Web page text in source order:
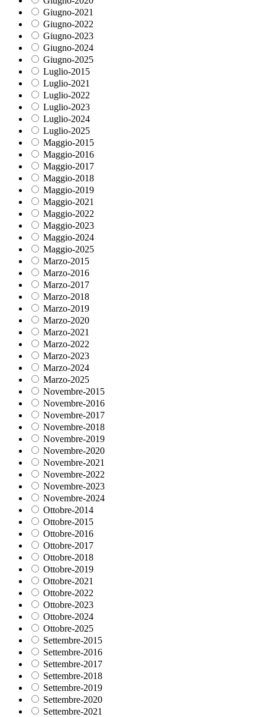
Giugno-2021
Giugno-2022
Giugno-2023
Giugno-2024
Giugno-2025
Luglio-2015
Luglio-2021
Luglio-2022
Luglio-2023
Luglio-2024
Luglio-2025
Maggio-2015
Maggio-2016
Maggio-2017
Maggio-2018
Maggio-2019
Maggio-2021
Maggio-2022
Maggio-2023
Maggio-2024
Maggio-2025
Marzo-2015
Marzo-2016
Marzo-2017
Marzo-2018
Marzo-2019
Marzo-2020
Marzo-2021
Marzo-2022
Marzo-2023
Marzo-2024
Marzo-2025
Novembre-2015
Novembre-2016
Novembre-2017
Novembre-2018
Novembre-2019
Novembre-2020
Novembre-2021
Novembre-2022
Novembre-2023
Novembre-2024
Ottobre-2014
Ottobre-2015
Ottobre-2016
Ottobre-2017
Ottobre-2018
Ottobre-2019
Ottobre-2021
Ottobre-2022
Ottobre-2023
Ottobre-2024
Ottobre-2025
Settembre-2015
Settembre-2016
Settembre-2017
Settembre-2018
Settembre-2019
Settembre-2020
Settembre-2021